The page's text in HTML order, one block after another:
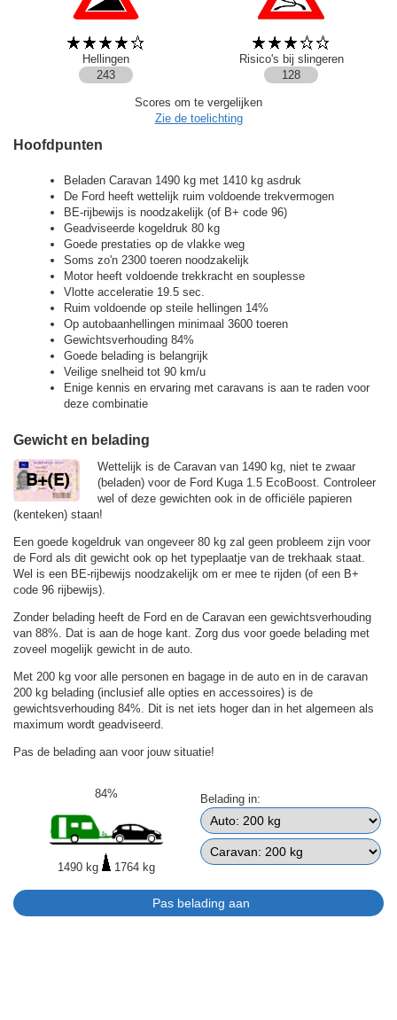
Hellingen
Risico's bij slingeren
243
128
Scores om te vergelijken
Zie de toelichting
Hoofdpunten
Beladen Caravan 1490 kg met 1410 kg asdruk
De Ford heeft wettelijk ruim voldoende trekvermogen
BE-rijbewijs is noodzakelijk (of B+ code 96)
Geadviseerde kogeldruk 80 kg
Goede prestaties op de vlakke weg
Soms zo'n 2300 toeren noodzakelijk
Motor heeft voldoende trekkracht en souplesse
Vlotte acceleratie 19.5 sec.
Ruim voldoende op steile hellingen 14%
Op autobaanhellingen minimaal 3600 toeren
Gewichtsverhouding 84%
Goede belading is belangrijk
Veilige snelheid tot 90 km/u
Enige kennis en ervaring met caravans is aan te raden voor
deze combinatie
Gewicht en belading
Wettelijk is de Caravan van 1490 kg, niet te zwaar
(beladen) voor de Ford Kuga 1.5 EcoBoost. Controleer
wel of deze gewichten ook in de officiële papieren
(kenteken) staan!
Een goede kogeldruk van ongeveer 80 kg zal geen probleem zijn voor
de Ford als dit gewicht ook op het typeplaatje van de trekhaak staat.
Wel is een BE-rijbewijs noodzakelijk om er mee te rijden (of een B+
code 96 rijbewijs).
Zonder belading heeft de Ford en de Caravan een gewichtsverhouding
van 88%. Dat is aan de hoge kant. Zorg dus voor goede belading met
zoveel mogelijk gewicht in de auto.
Met 200 kg voor alle personen en bagage in de auto en in de caravan
200 kg belading (inclusief alle opties en accessoires) is de
gewichtsverhouding 84%. Dit is net iets hoger dan in het algemeen als
maximum wordt geadviseerd.
Pas de belading aan voor jouw situatie!
84%
1490 kg 1764 kg
Belading in: